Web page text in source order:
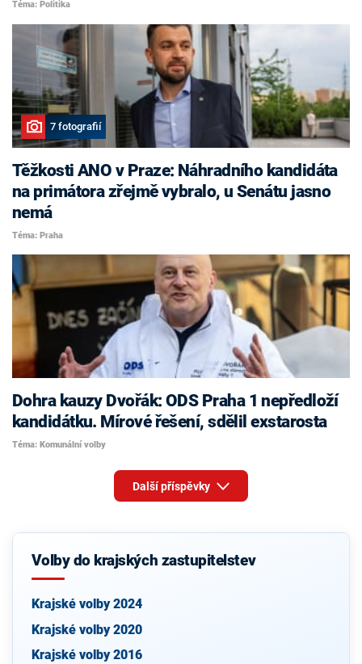
Téma: Politika
7 fotografií
Těžkosti ANO v Praze: Náhradního kandidáta
na primátora zřejmě vybralo, u Senátu jasno
nemá
Téma: Praha
Dohra kauzy Dvořák: ODS Praha 1 nepředloží
kandidátku. Mírové řešení, sdělil exstarosta
Téma: Komunální volby
Další příspěvky
Volby do krajských zastupitelstev
Krajské volby 2024
Krajské volby 2020
Krajské volby 2016